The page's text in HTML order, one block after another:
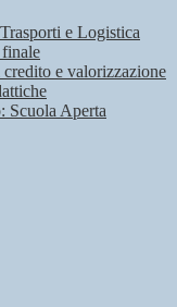
e Logistica
e valorizzazione
Scuola Aperta